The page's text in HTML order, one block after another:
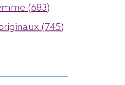
(683)
(745)